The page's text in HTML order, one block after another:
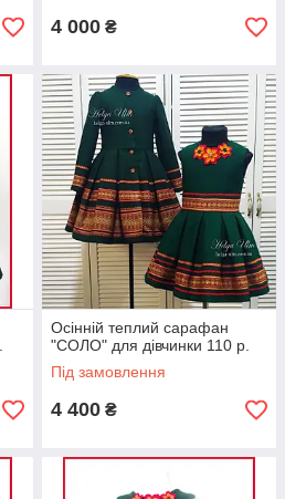
4 000 ₴
Осінній теплий сарафан
"СОЛО" для дівчинки 110 р.
Під замовлення
4 400 ₴